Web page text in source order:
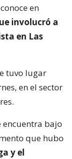
en
involucró a
en Las
tuvo lugar
en el sector
encuentra bajo
que hubo
y el